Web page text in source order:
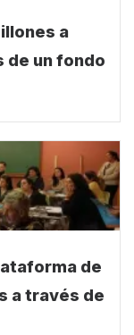
a
de un fondo
de
a través de